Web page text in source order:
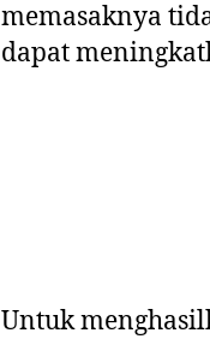
memasaknya
dapat
Untuk